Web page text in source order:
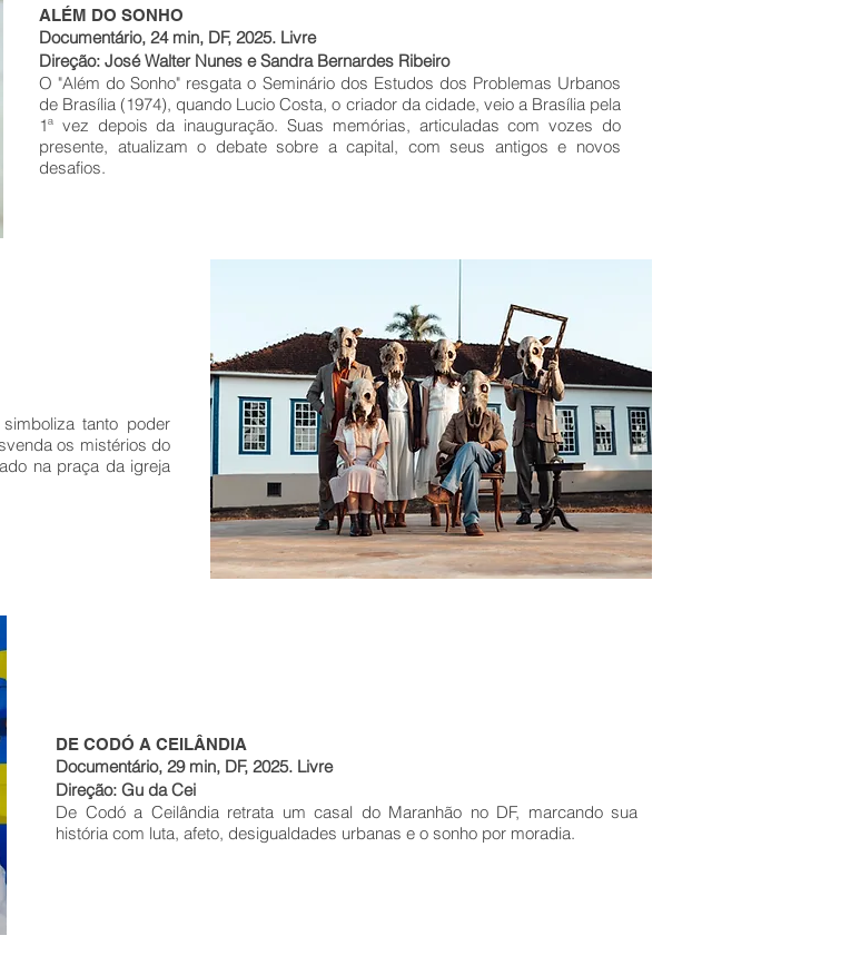
ALÉM DO SONHO
Documentário, 24 min, DF, 2025. Livre
Direção: José Walter Nunes e Sandra Bernardes Ribeiro
O "Além do Sonho" resgata o Seminário dos Estudos dos Problemas Urbanos
de Brasília (1974), quando Lucio Costa, o criador da cidade, veio a Brasília pela
1ª vez depois da inauguração. Suas memórias, articuladas com vozes do
presente, atualizam o debate sobre a capital, com seus antigos e novos
desafios.
tanto poder
os mistérios do
na praça da igreja
DE CODÓ A CEILÂNDIA
Documentário, 29 min, DF, 2025. Livre
Direção: Gu da Cei
De Codó a Ceilândia retrata um casal do Maranhão no DF, marcando sua
história com luta, afeto, desigualdades urbanas e o sonho por moradia.